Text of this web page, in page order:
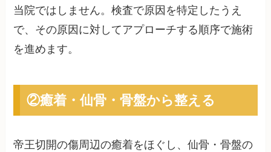
当院ではしません。検査で原因を特定したうえ
で、その原因に対してアプローチする順序で施術
を進めます。
②癒着・仙骨・骨盤から整える
帝王切開の傷周辺の癒着をほぐし、仙骨・骨盤の